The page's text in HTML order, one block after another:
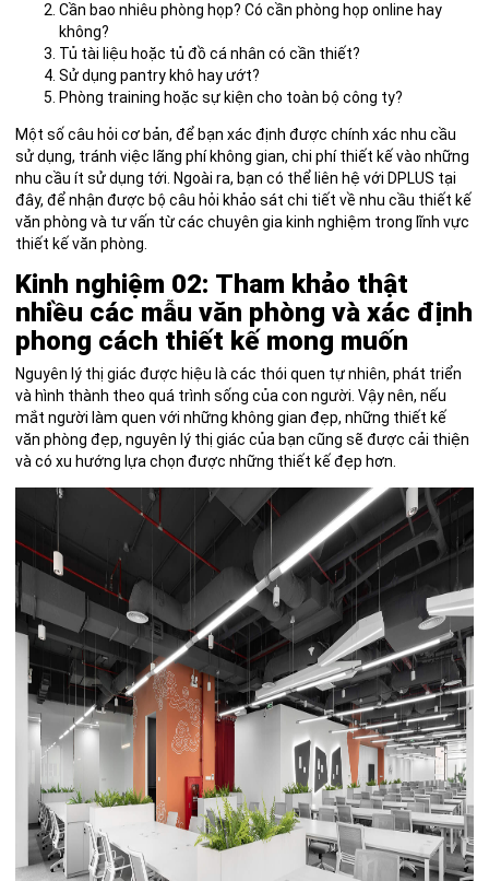
Cần bao nhiêu phòng họp? Có cần phòng họp online hay
không?
Tủ tài liệu hoặc tủ đồ cá nhân có cần thiết?
Sử dụng pantry khô hay ướt?
Phòng training hoặc sự kiện cho toàn bộ công ty?
Một số câu hỏi cơ bản, để bạn xác định được chính xác nhu cầu
sử dụng, tránh việc lãng phí không gian, chi phí thiết kế vào những
nhu cầu ít sử dụng tới. Ngoài ra, bạn có thể liên hệ với DPLUS tại
đây, để nhận được bộ câu hỏi khảo sát chi tiết về nhu cầu thiết kế
văn phòng và tư vấn từ các chuyên gia kinh nghiệm trong lĩnh vực
thiết kế văn phòng.
Kinh nghiệm 02: Tham khảo thật
nhiều các mẫu văn phòng và xác định
phong cách thiết kế mong muốn
Nguyên lý thị giác được hiệu là các thói quen tự nhiên, phát triển
và hình thành theo quá trình sống của con người. Vậy nên, nếu
mắt người làm quen với những không gian đẹp, những thiết kế
văn phòng đẹp, nguyên lý thị giác của bạn cũng sẽ được cải thiện
và có xu hướng lựa chọn được những thiết kế đẹp hơn.